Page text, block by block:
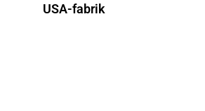
USA-fabrik